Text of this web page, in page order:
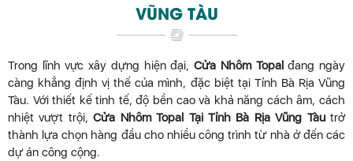
VŨNG TÀU
Trong lĩnh vực xây dựng hiện đại,Cửa Nhôm Topal đang ngày
càng khẳng định vị thế của mình, đặc biệt tại Tỉnh Bà Rịa Vũng
Tàu. Với thiết kế tinh tế, độ bền cao và khả năng cách âm, cách
nhiệt vượt trội,Cửa Nhôm Topal Tại Tỉnh Bà Rịa Vũng Tàutrở
thành lựa chọn hàng đầu cho nhiều công trình từ nhà ở đến các
dự án công cộng.